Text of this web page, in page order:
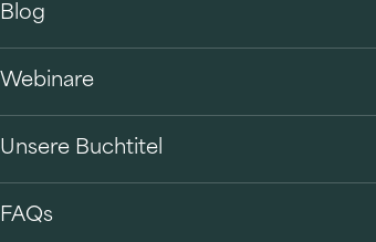
Blog
Webinare
Unsere Buchtitel
FAQs